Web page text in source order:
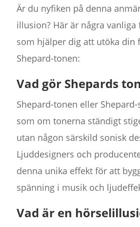
Är du nyfiken på denna
illusion? Här är några vanliga
som hjälper dig att utöka din
Shepard-tonen:
Vad gör Shepards
Shepard-tonen eller
som om tonerna ständigt
utan någon särskild sonisk
Ljuddesigners och
denna unika effekt för att
spänning i musik och
Vad är en